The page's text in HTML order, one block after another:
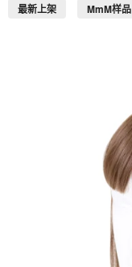
最新上架 MmM样品